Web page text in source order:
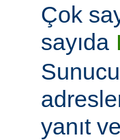
Çok
sayıda
yanıt